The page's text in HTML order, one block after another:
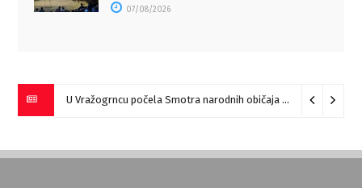
07/08/2026
U Vražogrncu počela Smotra narodnih običaja „Vražogrnački točak“